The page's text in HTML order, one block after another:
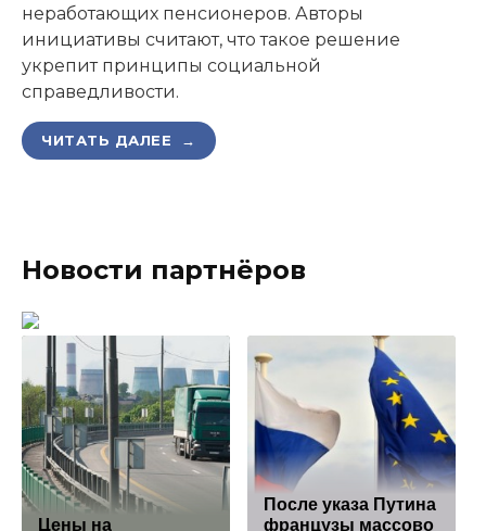
неработающих пенсионеров. Авторы
инициативы считают, что такое решение
укрепит принципы социальной
справедливости.
ЧИТАТЬ ДАЛЕЕ →
Новости партнёров
Цены на
После указа Путина
французы массово